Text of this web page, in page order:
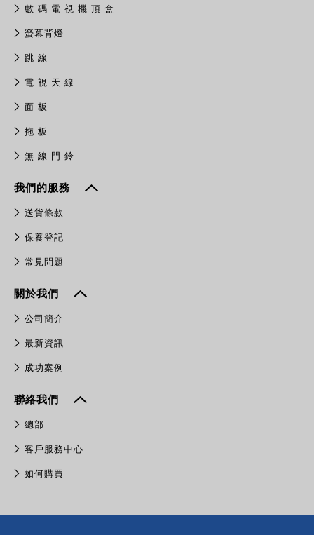
數 碼 電 視 機 頂 盒
螢幕背燈
跳 線
電 視 天 線
面 板
拖 板
無 線 門 鈴
我們的服務
送貨條款
保養登記
常見問題
關於我們
公司簡介
最新資訊
成功案例
聯絡我們
總部
客戶服務中心
如何購買